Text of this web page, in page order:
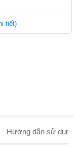
tiết)
Hướng dẫn sử dụng